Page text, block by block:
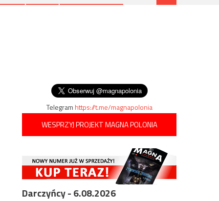
Telegramhttps://t.me/magnapolonia
WESPRZYJ PROJEKT MAGNA POLONIA
Darczyńcy - 6.08.2026